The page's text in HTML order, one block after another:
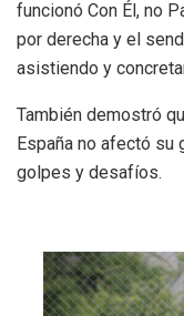
funcionó Con Él, no
por derecha y el
asistiendo y
También demostró
España no afectó su
golpes y desafíos.